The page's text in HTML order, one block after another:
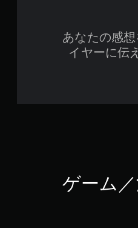
あなたの感
イヤーに伝
ゲーム